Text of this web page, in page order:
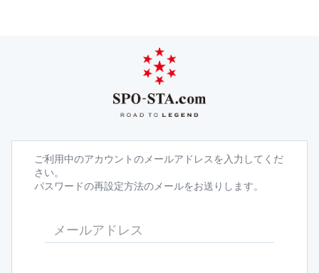
ご利用中のアカウントのメールアドレスを入力してくだ
さい。
パスワードの再設定方法のメールをお送りします。